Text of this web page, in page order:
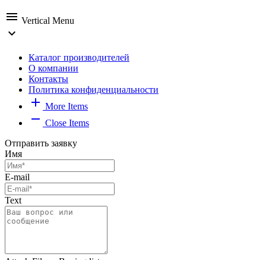
menu Vertical Menu
expand_more
Каталог производителей
О компании
Контакты
Политика конфиденциальности
add More Items
remove Close Items
Отправить заявку
Имя
E-mail
Text